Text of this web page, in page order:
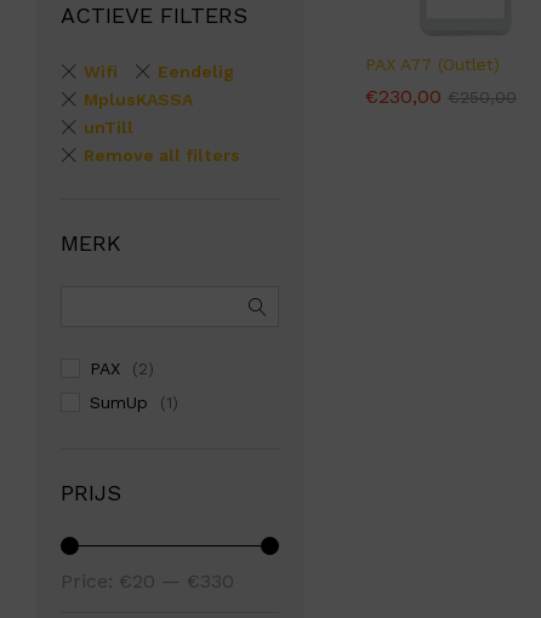
PAX A77 (Outlet)
€230,00 €250,00
€230,00 €250,00
ACTIEVE FILTERS
Wifi
Eendelig
MplusKASSA
unTill
Remove all filters
MERK
PAX (2)
SumUp (1)
PRIJS
Price: €20 — €330